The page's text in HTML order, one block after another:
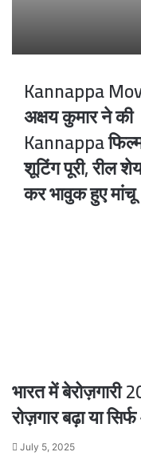
Kannappa
अक्षय
कुमार
ने
की
Kannappa
फिल्म
Kannappa
अक्षय कुमार ने की
Kannappa
शूटिंग पूरी, रील
कर भावुक हुए मांचू
भारत में
रोज़गार बढ़ा या
July 5, 2025